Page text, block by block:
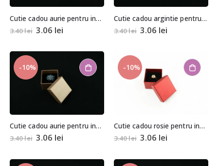
Cutie cadou aurie pentru inel/cercei
3.40lei 3.06 lei
Cutie cadou argintie pentru inel/cercei
3.40lei 3.06 lei
-10%
Cutie cadou aurie pentru inel/cercei
3.40lei 3.06 lei
-10%
Cutie cadou rosie pentru inel/cercei
3.40lei 3.06 lei